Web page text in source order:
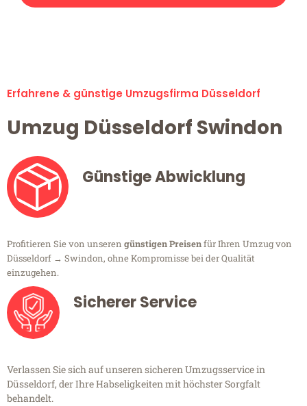
Erfahrene & günstige Umzugsfirma Düsseldorf
Umzug Düsseldorf Swindon
Günstige Abwicklung
Profitieren Sie von unseren günstigen Preisenfür Ihren Umzug von
Düsseldorf → Swindon, ohne Kompromisse bei der Qualität
einzugehen.
Sicherer Service
Verlassen Sie sich auf unseren sicheren Umzugsservice in
Düsseldorf, der Ihre Habseligkeiten mit höchster Sorgfalt
behandelt.